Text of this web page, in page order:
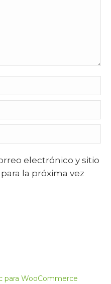
electrónico y sitio
la próxima vez
para WooCommerce